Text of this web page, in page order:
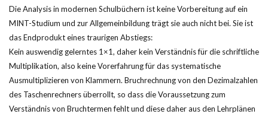
Die Analysis in modernen Schulbüchern ist keine Vorbereitung auf ein
MINT-Studium und zur Allgemeinbildung trägt sie auch nicht bei. Sie ist
das Endprodukt eines traurigen Abstiegs:
Kein auswendig gelerntes 1×1, daher kein Verständnis für die schriftliche
Multiplikation, also keine Vorerfahrung für das systematische
Ausmultiplizieren von Klammern. Bruchrechnung von den Dezimalzahlen
des Taschenrechners überrollt, so dass die Voraussetzung zum
Verständnis von Bruchtermen fehlt und diese daher aus den Lehrplänen